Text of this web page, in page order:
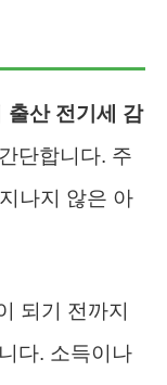
출산 전기세 감
단합니다. 주
나지 않은 아
되기 전까지
다. 소득이나